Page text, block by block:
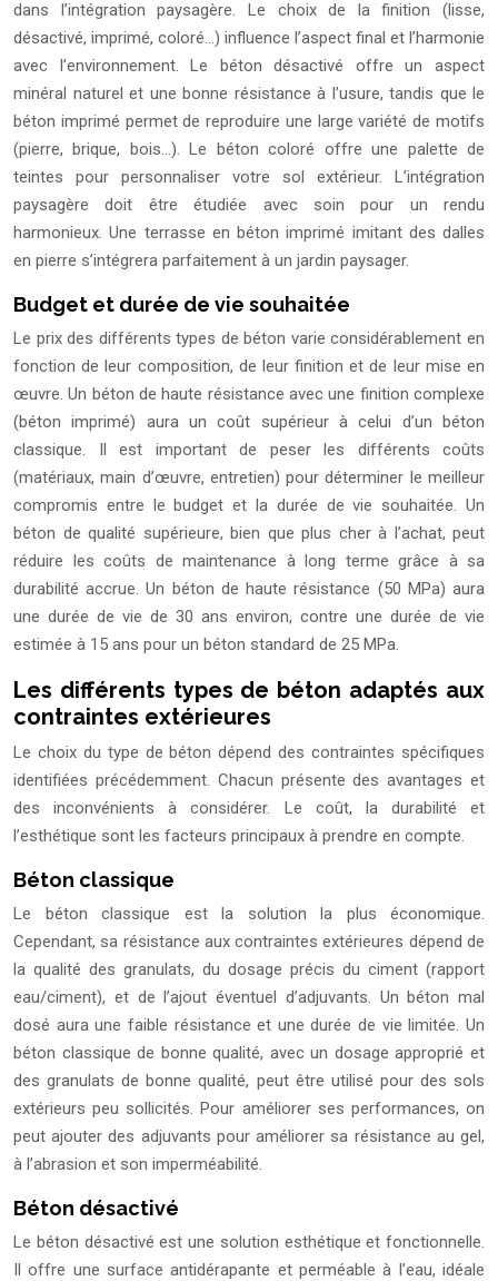
dans l’intégration paysagère. Le choix de la finition (lisse,
désactivé, imprimé, coloré…) influence l’aspect final et l’harmonie
avec l’environnement. Le béton désactivé offre un aspect
minéral naturel et une bonne résistance à l’usure, tandis que le
béton imprimé permet de reproduire une large variété de motifs
(pierre, brique, bois…). Le béton coloré offre une palette de
teintes pour personnaliser votre sol extérieur. L’intégration
paysagère doit être étudiée avec soin pour un rendu
harmonieux. Une terrasse en béton imprimé imitant des dalles
en pierre s’intégrera parfaitement à un jardin paysager.
Budget et durée de vie souhaitée
Le prix des différents types de béton varie considérablement en
fonction de leur composition, de leur finition et de leur mise en
œuvre. Un béton de haute résistance avec une finition complexe
(béton imprimé) aura un coût supérieur à celui d’un béton
classique. Il est important de peser les différents coûts
(matériaux, main d’œuvre, entretien) pour déterminer le meilleur
compromis entre le budget et la durée de vie souhaitée. Un
béton de qualité supérieure, bien que plus cher à l’achat, peut
réduire les coûts de maintenance à long terme grâce à sa
durabilité accrue. Un béton de haute résistance (50 MPa) aura
une durée de vie de 30 ans environ, contre une durée de vie
estimée à 15 ans pour un béton standard de 25 MPa.
Les différents types de béton adaptés aux
contraintes extérieures
Le choix du type de béton dépend des contraintes spécifiques
identifiées précédemment. Chacun présente des avantages et
des inconvénients à considérer. Le coût, la durabilité et
l’esthétique sont les facteurs principaux à prendre en compte.
Béton classique
Le béton classique est la solution la plus économique.
Cependant, sa résistance aux contraintes extérieures dépend de
la qualité des granulats, du dosage précis du ciment (rapport
eau/ciment), et de l’ajout éventuel d’adjuvants. Un béton mal
dosé aura une faible résistance et une durée de vie limitée. Un
béton classique de bonne qualité, avec un dosage approprié et
des granulats de bonne qualité, peut être utilisé pour des sols
extérieurs peu sollicités. Pour améliorer ses performances, on
peut ajouter des adjuvants pour améliorer sa résistance au gel,
à l’abrasion et son imperméabilité.
Béton désactivé
Le béton désactivé est une solution esthétique et fonctionnelle.
Il offre une surface antidérapante et perméable à l’eau, idéale